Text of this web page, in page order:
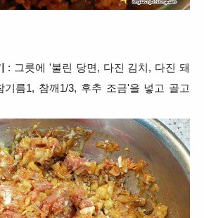
: 그릇에 '불린 당면, 다진 김치, 다진 돼
기름1, 참깨1/3, 후추 조금'을 넣고 골고